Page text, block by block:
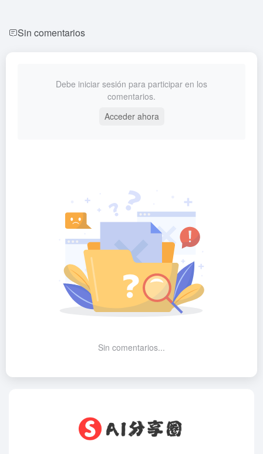
Sin comentarios
Debe iniciar sesión para participar en los
comentarios.
Acceder ahora
Sin comentarios...